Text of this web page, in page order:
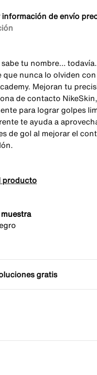
de envío
tu nombre… todavía.
que nunca lo olviden
Mejoran tu
de contacto
para lograr golpes
te ayuda a
de gol al mejorar el
producto
gratis